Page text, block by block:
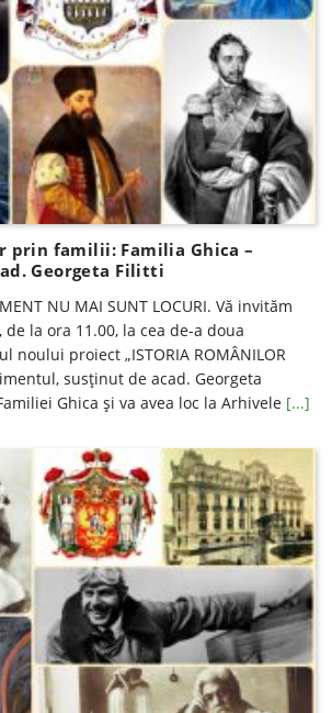
prin familii: Familia Ghica –
Georgeta Filitti
NU MAI SUNT LOCURI. Vă invităm
la ora 11.00, la cea de-a doua
noului proiect „ISTORIA ROMÂNILOR
susținut de acad. Georgeta
Ghica și va avea loc la Arhivele [...]